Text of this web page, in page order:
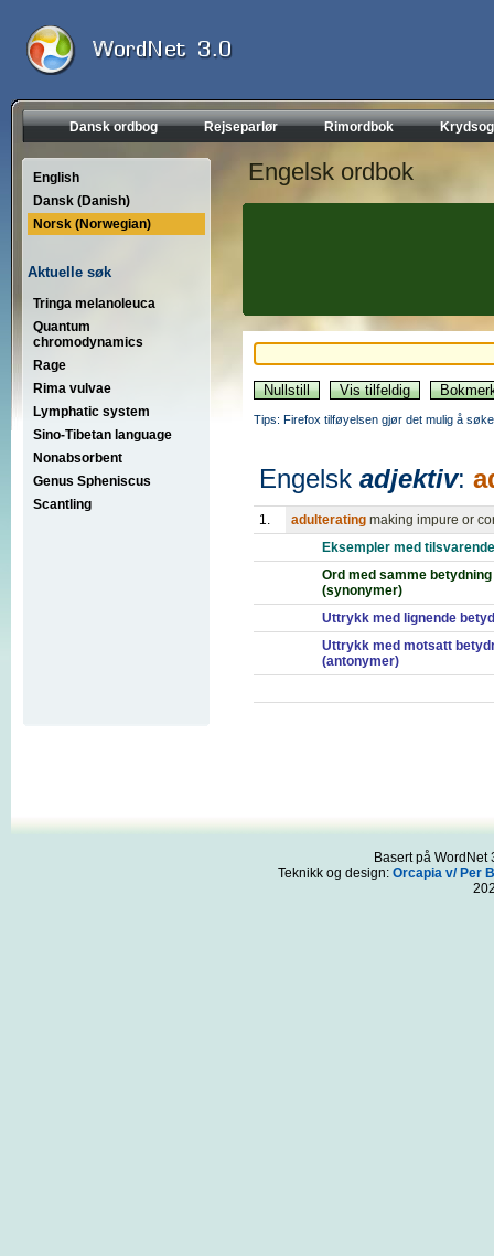
Dansk ordbog Rejseparlør Rimordbok
English
Dansk (Danish)
Norsk (Norwegian)
Aktuelle søk
Tringa melanoleuca
Quantum
chromodynamics
Rage
Rima vulvae
Lymphatic system
Sino-Tibetan language
Nonabsorbent
Genus Spheniscus
Scantling
Engelsk ordbok
Tips: Firefox tilføyelsen gjør det mulig å
Engelsk adjektiv:
1. adulterating making impure or
Eksempler med
Ord med samme betydning
(synonymer)
Uttrykk med lignende
Uttrykk med motsatt
(antonymer)
Basert på
Teknikk og design: Orcapia v/ Per